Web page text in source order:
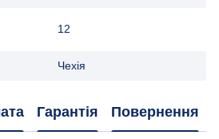
12
Чехія
Гарантія Повернення